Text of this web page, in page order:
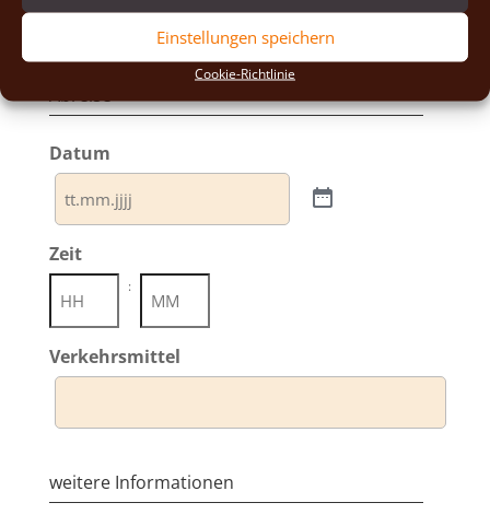
Einstellungen speichern
Cookie-Richtlinie
Abreise
Datum
Zeit
Stunden
:
Minuten
Verkehrsmittel
weitere Informationen